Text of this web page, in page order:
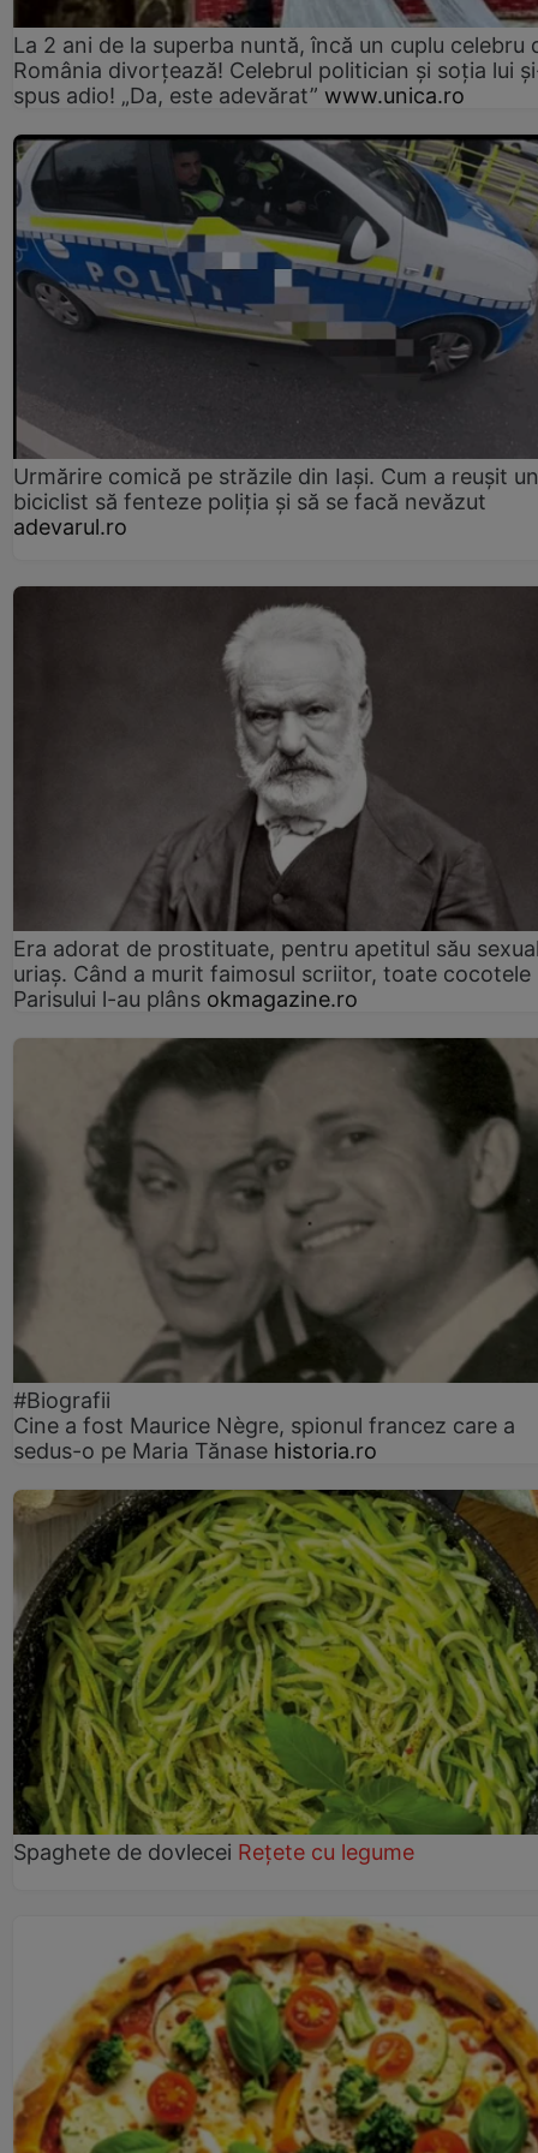
La 2 ani de la superba nuntă, încă un cuplu celebru
România divorțează! Celebrul politician și soția lui
spus adio! „Da, este adevărat” www.unica.ro
Urmărire comică pe străzile din Iași. Cum a reușit un
biciclist să fenteze poliția și să se facă nevăzut
adevarul.ro
Era adorat de prostituate, pentru apetitul său
uriaș. Când a murit faimosul scriitor, toate cocotele
Parisului l-au plâns okmagazine.ro
#Biografii
Cine a fost Maurice Nègre, spionul francez care a
sedus-o pe Maria Tănase historia.ro
Spaghete de dovlecei Rețete cu legume